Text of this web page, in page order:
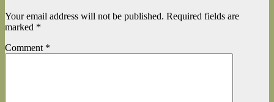
Your email address will not be published. Required fields are
marked *
Comment *